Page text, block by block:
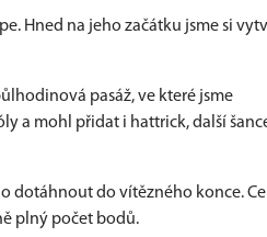
Hned na jeho začátku jsme si
pasáž, ve které jsme
a mohl přidat i hattrick, další
dotáhnout do vítězného konce.
plný počet bodů.